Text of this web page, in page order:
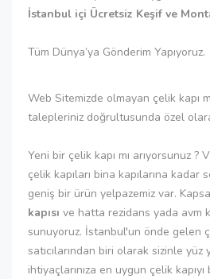
İstanbul içi Ücretsiz Keşif ve
Tüm Dünya’ya Gönderim Yapıyoruz.
Web Sitemizde olmayan çelik kapı
talepleriniz doğrultusunda özel
Yeni bir çelik kapı mı arıyorsunuz ?
çelik kapıları bina kapılarına kadar
geniş bir ürün yelpazemiz var.
kapısı ve hatta rezidans yada avm
sunuyoruz. İstanbul'un önde gelen
satıcılarından biri olarak sizinle yüz
ihtiyaçlarınıza en uygun çelik kapıyı